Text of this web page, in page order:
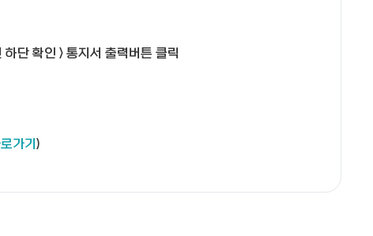
단 확인 > 통지서 출력버튼 클릭
가기 )